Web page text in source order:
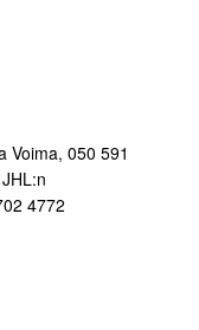
Voima, 050 591
4772